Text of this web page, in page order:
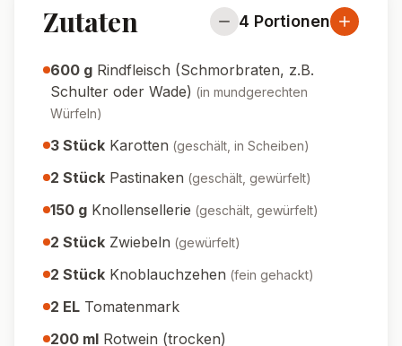
Zutaten 4 Portionen
600 g Rindfleisch (Schmorbraten, z.B.
Schulter oder Wade) (in mundgerechten
Würfeln)
3 Stück Karotten (geschält, in Scheiben)
2 Stück Pastinaken (geschält, gewürfelt)
150 g Knollensellerie (geschält, gewürfelt)
2 Stück Zwiebeln (gewürfelt)
2 Stück Knoblauchzehen (fein gehackt)
2 EL Tomatenmark
200 ml Rotwein (trocken)